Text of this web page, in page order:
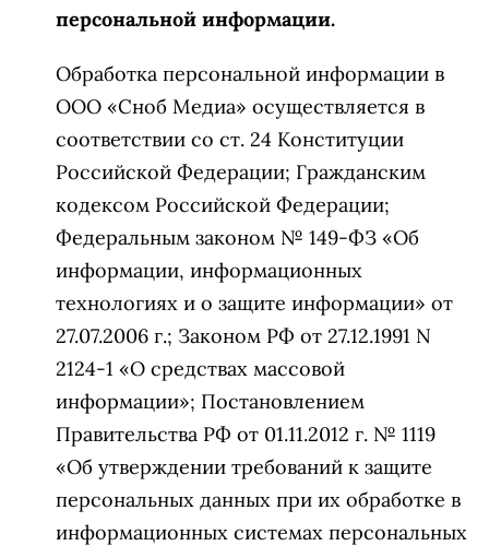
персональной информации.
Обработка персональной информации в
ООО «Сноб Медиа» осуществляется в
соответствии со ст. 24 Конституции
Российской Федерации; Гражданским
кодексом Российской Федерации;
Федеральным законом № 149-ФЗ «Об
информации, информационных
технологиях и о защите информации» от
27.07.2006 г.; Законом РФ от 27.12.1991 N
2124-1 «О средствах массовой
информации»; Постановлением
Правительства РФ от 01.11.2012 г. № 1119
«Об утверждении требований к защите
персональных данных при их обработке в
информационных системах персональных